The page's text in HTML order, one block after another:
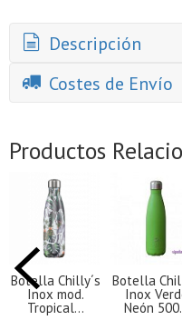
Descripción
Costes de Envío
Productos
Botella Chilly´s
Inox mod.
Tropical...
Botella
Inox
Neón